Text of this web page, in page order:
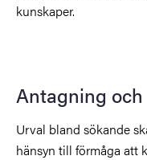
kunskaper.
Antagning
Urval bland sökande
hänsyn till förmåga att